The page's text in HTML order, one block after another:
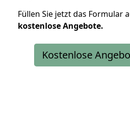
Füllen Sie jetzt das Formular
kostenloseAngebote.
Kostenlose